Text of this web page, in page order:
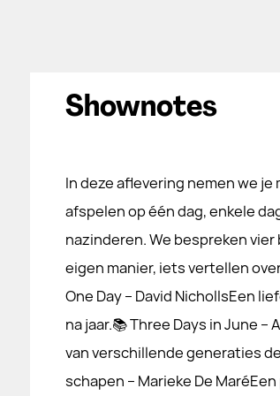
Shownotes
In deze aflevering nemen we
afspelen op één dag, enkele
nazinderen. We bespreken vier
eigen manier, iets vertellen
One Day – David NichollsEen
na jaar.📚 Three Days in June
van verschillende generaties
schapen – Marieke De